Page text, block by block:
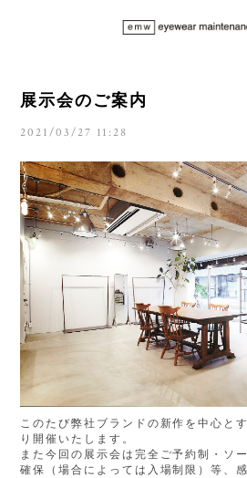
展示会のご案内
2021/03/27 11:28
このたび弊社ブランドの新作を中心と
り開催いたします。
また今回の展示会は完全ご予約制・ソ
確保（場合によっては入場制限）等、